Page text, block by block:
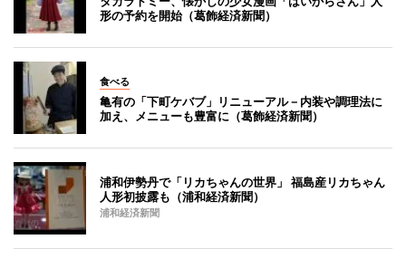
形の予約を開始（葛飾経済新聞）
食べる
亀有の「下町ケバブ」リニューアル－内装や調理法に
加え、メニューも豊富に（葛飾経済新聞）
浦和伊勢丹で「リカちゃんの世界」 福島産リカちゃん
人形初披露も（浦和経済新聞）
浦和経済新聞